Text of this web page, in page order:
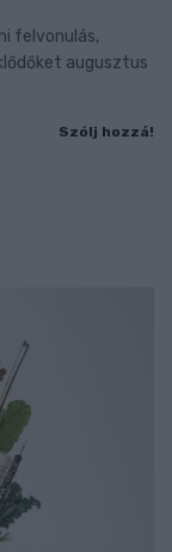
felvonulás,
augusztus
Szólj hozzá!